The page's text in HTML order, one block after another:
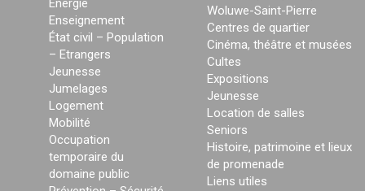
Energie
Enseignement
État civil – Population
– Etrangers
Jeunesse
Jumelages
Logement
Mobilité
Occupation
temporaire du
domaine public
Woluwe-Saint-Pierre
Centres de quartier
Cinéma, théâtre et musées
Cultes
Expositions
Jeunesse
Location de salles
Seniors
Histoire, patrimoine et lieux
de promenade
Liens utiles